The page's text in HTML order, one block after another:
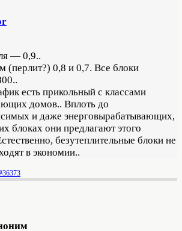
— 0,9..
(перлит?) 0,8 и 0,7. Все блоки
есть прикольный с классами
домов.. Вплоть до
и даже энерговырабатывающих,
блоках они предлагают этого
безутеплительные блоки не
в экономии..